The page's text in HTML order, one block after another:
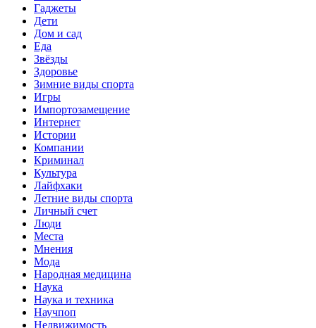
Гаджеты
Дети
Дом и сад
Еда
Звёзды
Здоровье
Зимние виды спорта
Игры
Импортозамещение
Интернет
Истории
Компании
Криминал
Культура
Лайфхаки
Летние виды спорта
Личный счет
Люди
Места
Мнения
Мода
Народная медицина
Наука
Наука и техника
Научпоп
Недвижимость